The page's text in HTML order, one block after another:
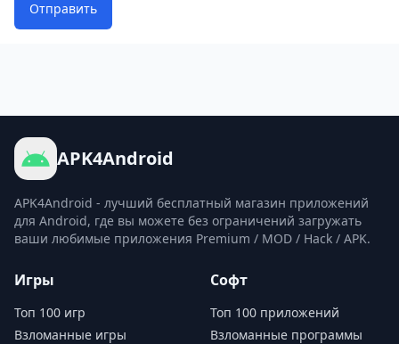
Отправить
APK4Android
APK4Android - лучший бесплатный магазин приложений
для Android, где вы можете без ограничений загружать
ваши любимые приложения Premium / MOD / Hack / APK.
Игры
Топ 100 игр
Взломанные игры
Софт
Топ 100 приложений
Взломанные программы